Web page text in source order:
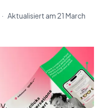
· Aktualisiert am 21 March